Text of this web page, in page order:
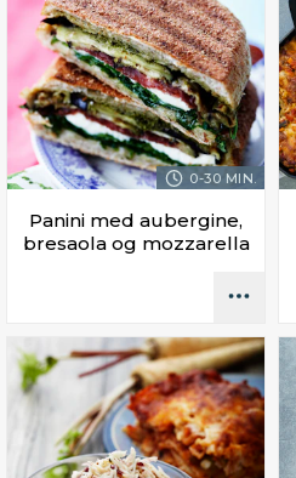
0-30 MIN.
Panini med aubergine,
bresaola og mozzarella